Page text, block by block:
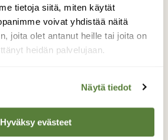
tietoja siitä, miten käytät
voivat yhdistää näitä
joita olet antanut heille tai joita on
heidän palvelujaan.
Näytä tiedot
Hyväksy evästeet
kukissa ruokaili useita
minkä näinkin nyt
kertaa tänä kesänä.